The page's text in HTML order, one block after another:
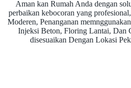
Aman kan Rumah Anda dengan
perbaikan kebocoran yang
Moderen, Penanganan
Injeksi Beton, Floring Lantai, Dan
disesuaikan Dengan Lokasi